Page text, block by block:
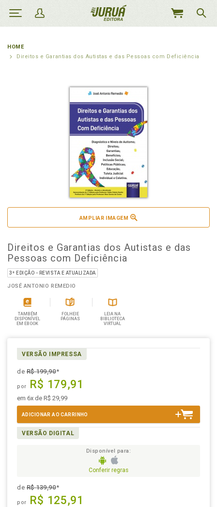
MEU
HOME
Direitos e Garantias dos Autistas e das Pessoas com Deficiência
AMPLIAR IMAGEM
Direitos e Garantias dos Autistas e das
Pessoas com Deficiência
3ª EDIÇÃO - REVISTA E ATUALIZADA
JOSÉ ANTONIO REMEDIO
TAMBÉM
DISPONÍVEL
EM EBOOK
FOLHEIE
PÁGINAS
LEIA NA
BIBLIOTECA
VIRTUAL
VERSÃO IMPRESSA
deR$ 199,90*
por R$ 179,91
em 6x de R$ 29,99
ADICIONAR AO CARRINHO
VERSÃO DIGITAL
Disponível para:
Conferir regras
deR$ 139,90*
por R$ 125,91